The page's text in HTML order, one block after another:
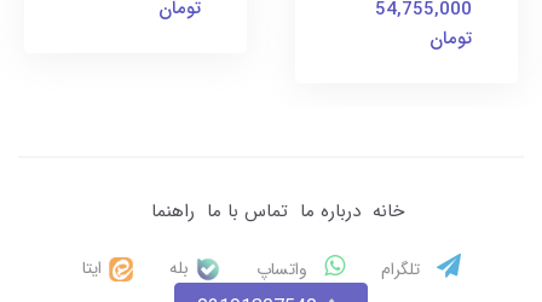
54,755,000
تومان
تومان
خانه درباره ما تماس با ما راهنما
تلگرام واتساپ بله ایتا